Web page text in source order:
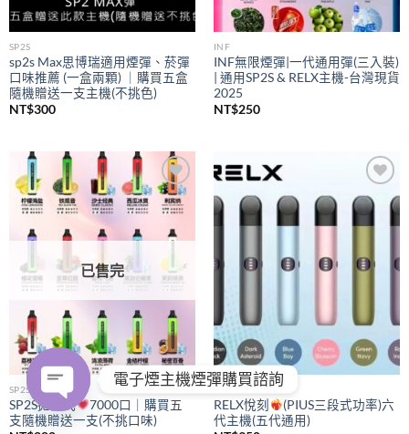
SP2S
sp2s Max思博瑞適用煙彈、菸彈
口味推薦 (一盒兩顆) ｜購買五盒
隨機贈送一支主機(不挑色)
NT$300
INF
INF無限煙彈|一代通用彈(三入裝)
| 通用SP2S & RELX主機-台灣現貨
2025
NT$250
Add to
wishlist
已售完
SP2S
SP2S拋棄式
7000口｜購買五
支隨機贈送一支(不挑口味)
Add to
wishlist
RELX
RELX悅刻
(PIUS三段式功率)六
代主機(五代通用)
電子煙主機煙彈購買諮詢
OPEN